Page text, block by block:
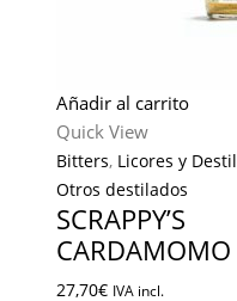
Añadir al carrito
Quick View
Bitters, Licores y
Otros destilados
SCRAPPY’S
CARDAMOMO
27,70€ IVA incl.